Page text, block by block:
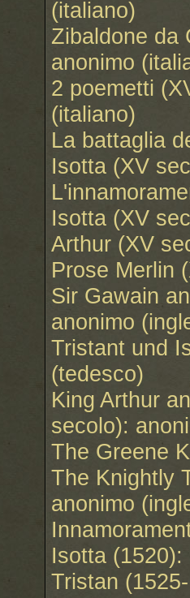
(italiano)
Zibaldone da
anonimo
2 poemetti
(italiano)
La battaglia
Isotta (XV
Isotta (XV
Arthur (XV
Prose Merlin
Sir Gawain
anonimo
Tristant und
(tedesco)
King Arthur
secolo):
The Greene
The Knightly
anonimo
Isotta
Tristan